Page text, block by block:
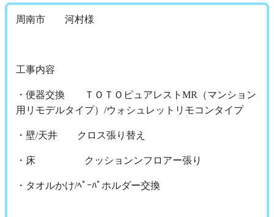
周南市 河村様
工事内容
・便器交換 ＴＯＴＯピュアレストMR（マンション
用リモデルタイプ）/ウォシュレットリモコンタイプ
・壁/天井 クロス張り替え
・床 クッションンフロアー張り
・タオルかけ/ﾍﾟｰﾊﾟホルダー交換